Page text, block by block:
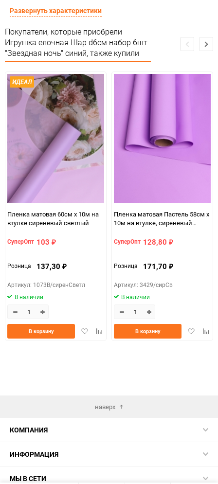
Предназначение товара
Сертификация Россия
Особые условия Особых условий не требует
Единица измерения набор
Развернуть характеристики
Покупатели, которые приобрели
Игрушка елочная Шар d6см набор 6шт
"Звездная ночь" синий, также купили
ИДЕАЛ
Пленка матовая 60см х 10м на
втулке сиреневый светлый
СуперОпт 103 ₽
Розница 137,30 ₽
Артикул: 1073В/сиренСветл
В наличии
ДобавитьДобавить
В корзину
Пленка матовая Пастель 58см х
10м на втулке, сиреневый
СуперОпт 128,80 ₽
Розница 171,70 ₽
Артикул: 3429/сирСв
В наличии
Добавить
В корзину
наверх
КОМПАНИЯ
ИНФОРМАЦИЯ
МЫ В СЕТИ